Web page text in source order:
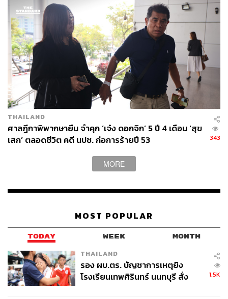
THAILAND
ศาลฎีกาพิพากษายืน จำคุก ‘เจ๋ง ดอกจิก’ 5 ปี 4 เดือน ‘สุข
เสก’ ตลอดชีวิต คดี นปช. ก่อการร้ายปี 53
343
MORE
MOST POPULAR
TODAY WEEK MONTH
THAILAND
รอง ผบ.ตร. บัญชาการเหตุยิง
โรงเรียนเทพศิรินทร์ นนทบุรี สั่ง
1.5K